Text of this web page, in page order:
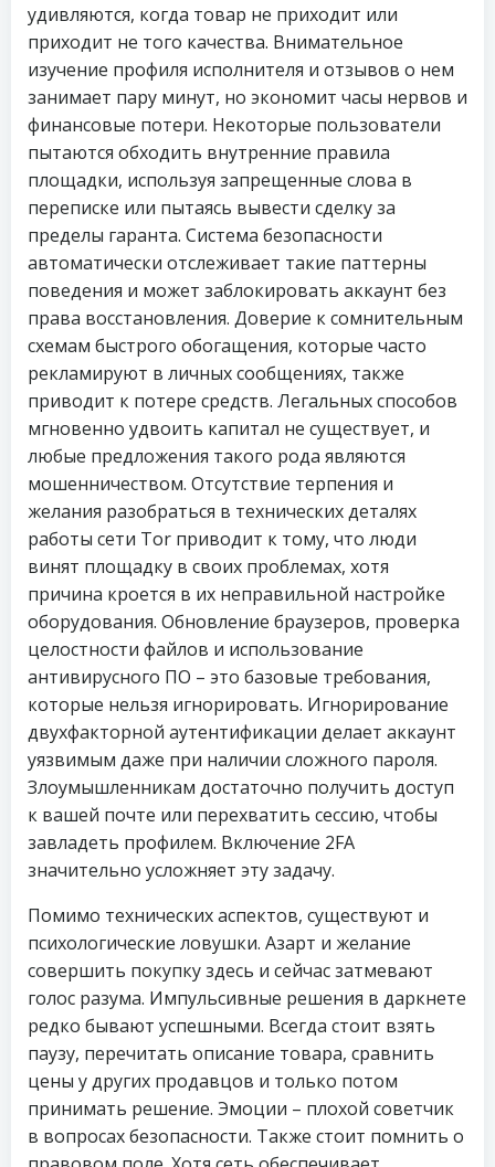
удивляются, когда товар не приходит или
приходит не того качества. Внимательное
изучение профиля исполнителя и отзывов о нем
занимает пару минут, но экономит часы нервов и
финансовые потери. Некоторые пользователи
пытаются обходить внутренние правила
площадки, используя запрещенные слова в
переписке или пытаясь вывести сделку за
пределы гаранта. Система безопасности
автоматически отслеживает такие паттерны
поведения и может заблокировать аккаунт без
права восстановления. Доверие к сомнительным
схемам быстрого обогащения, которые часто
рекламируют в личных сообщениях, также
приводит к потере средств. Легальных способов
мгновенно удвоить капитал не существует, и
любые предложения такого рода являются
мошенничеством. Отсутствие терпения и
желания разобраться в технических деталях
работы сети Tor приводит к тому, что люди
винят площадку в своих проблемах, хотя
причина кроется в их неправильной настройке
оборудования. Обновление браузеров, проверка
целостности файлов и использование
антивирусного ПО – это базовые требования,
которые нельзя игнорировать. Игнорирование
двухфакторной аутентификации делает аккаунт
уязвимым даже при наличии сложного пароля.
Злоумышленникам достаточно получить доступ
к вашей почте или перехватить сессию, чтобы
завладеть профилем. Включение 2FA
значительно усложняет эту задачу.
Помимо технических аспектов, существуют и
психологические ловушки. Азарт и желание
совершить покупку здесь и сейчас затмевают
голос разума. Импульсивные решения в даркнете
редко бывают успешными. Всегда стоит взять
паузу, перечитать описание товара, сравнить
цены у других продавцов и только потом
принимать решение. Эмоции – плохой советчик
в вопросах безопасности. Также стоит помнить о